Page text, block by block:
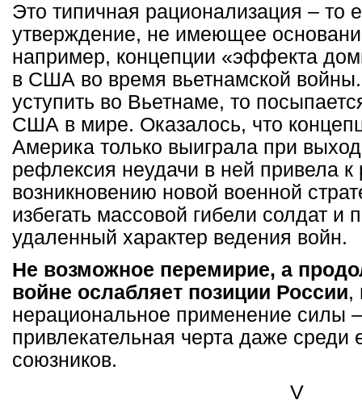
Это типичная рационализация – то
утверждение, не имеющее
например, концепции «эффекта
в США во время вьетнамской
уступить во Вьетнаме, то
США в мире. Оказалось, что
Америка только выиграла при
рефлексия неудачи в ней привела
возникновению новой военной
избегать массовой гибели солдат и
удаленный характер ведения войн.
Не возможное перемирие, а
войне ослабляет позиции России,
нерациональное применение силы
привлекательная черта даже среди
союзников.
V